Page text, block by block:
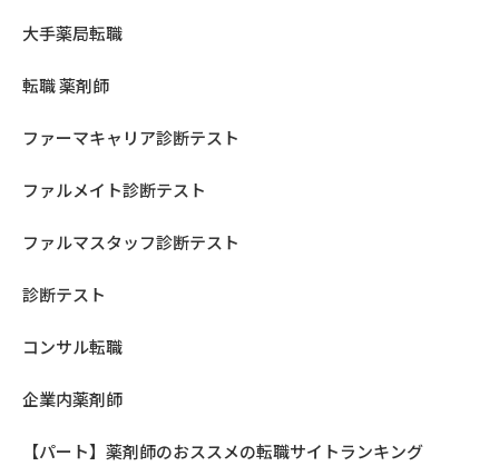
大手薬局転職
転職 薬剤師
ファーマキャリア診断テスト
ファルメイト診断テスト
ファルマスタッフ診断テスト
診断テスト
コンサル転職
企業内薬剤師
【パート】薬剤師のおススメの転職サイトランキング